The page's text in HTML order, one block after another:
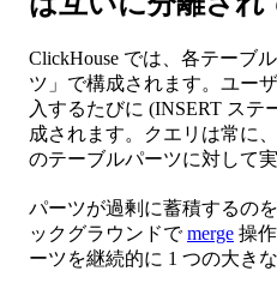
ClickHouse では、各テーブ
ツ」で構成されます。ユー
入するたびに (INSERT ステ
成されます。クエリは常に
のテーブルパーツに対して実
パーツが過剰に蓄積するの
ックグラウンドでmerge 操
ーツを継続的に 1 つの大き